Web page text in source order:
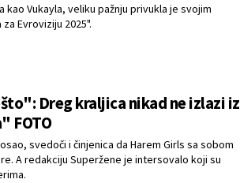
kao Vukayla, veliku pažnju privukla je svojim
Evroviziju 2025".
Dreg kraljica nikad ne izlazi iz
FOTO
svedoči i činjenica da Harem Girls sa sobom
A redakciju Superžene je intersovalo koji su